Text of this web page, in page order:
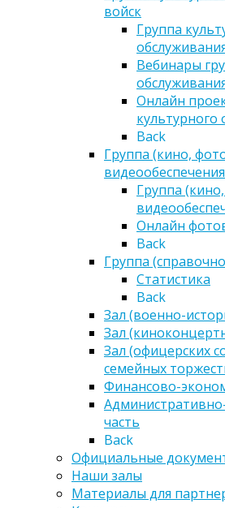
войск
Группа
Вебинары
Онлайн
культурного
Back
Группа (кино,
Группа
Онлайн
Back
Группа
Статистика
Back
Зал (военно-
Зал
Зал (офицерских
семейных
Финансово-
часть
Back
Официальные
Наши залы
Материалы для